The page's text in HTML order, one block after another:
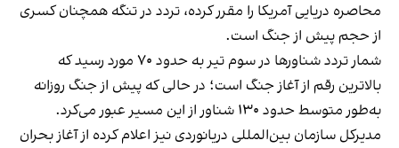
محاصره دریایی آمریکا را مقرر کرده، تردد در تنگه همچنان کسری
از حجم پیش از جنگ است.
شمار تردد شناورها در سوم تیر به حدود ۷۰ مورد رسید که
بالاترین رقم از آغاز جنگ است؛ در حالی که پیش از جنگ روزانه
به‌طور متوسط حدود ۱۳۰ شناور از این مسیر عبور می‌کرد.
مدیرکل سازمان بین‌المللی دریانوردی نیز اعلام کرده از آغاز بحران